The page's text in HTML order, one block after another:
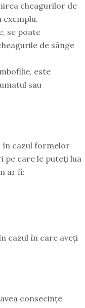
cheagurilor de
se poate
de sânge
este
sau
în cazul formelor
pe care le puteți lua
ar fi:
cazul în care aveți
consecințe